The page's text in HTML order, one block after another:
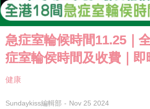
急症室輪候時間11.25｜
症室輪侯時間及收費｜即
健康
Sundaykiss編輯部 Nov 25 2024